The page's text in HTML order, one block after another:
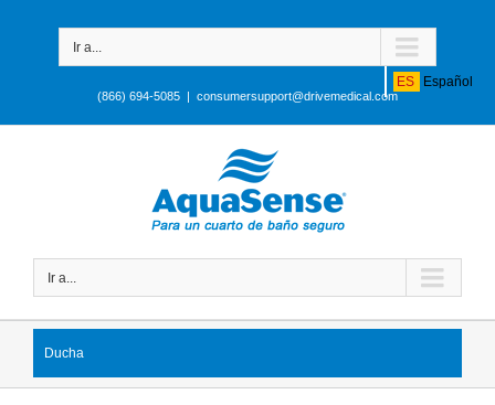
ES Español
Ir a...
(866) 694-5085 | consumersupport@drivemedical.com
Ir a...
Ducha